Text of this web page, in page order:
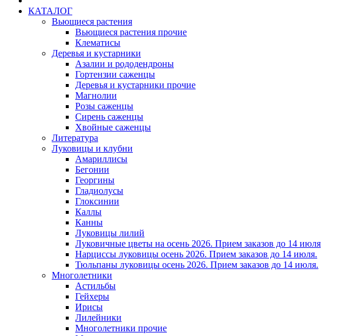
КАТАЛОГ
Вьющиеся растения
Вьющиеся растения прочие
Клематисы
Деревья и кустарники
Азалии и рододендроны
Гортензии саженцы
Деревья и кустарники прочие
Магнолии
Розы саженцы
Сирень саженцы
Хвойные саженцы
Литература
Луковицы и клубни
Амариллисы
Бегонии
Георгины
Гладиолусы
Глоксинии
Каллы
Канны
Луковицы лилий
Луковичные цветы на осень 2026. Прием заказов до 14 июля
Нарциссы луковицы осень 2026. Прием заказов до 14 июля.
Тюльпаны луковицы осень 2026. Прием заказов до 14 июля.
Многолетники
Астильбы
Гейхеры
Ирисы
Лилейники
Многолетники прочие